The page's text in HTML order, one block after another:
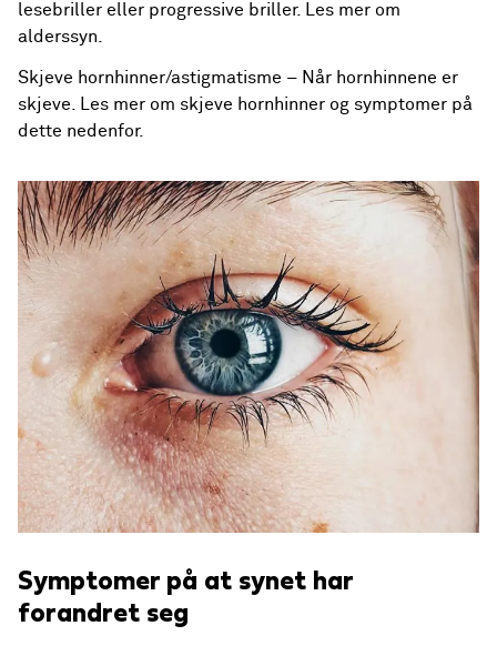
lesebriller eller progressive briller. Les mer om
alderssyn.
Skjeve hornhinner/astigmatisme – Når hornhinnene er
skjeve. Les mer om skjeve hornhinner og symptomer på
dette nedenfor.
Symptomer på at synet har
forandret seg